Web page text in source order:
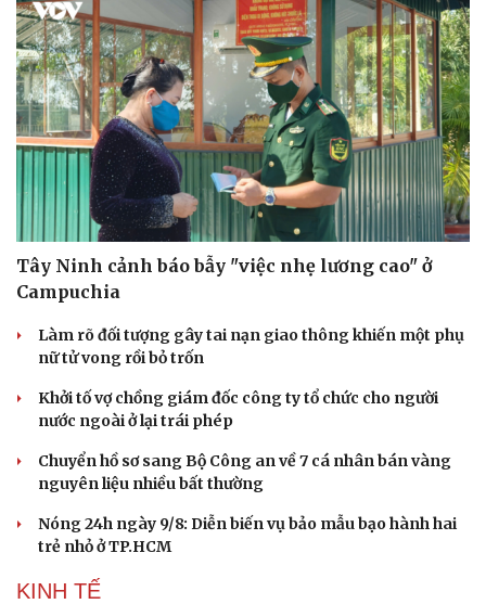
Tây Ninh cảnh báo bẫy "việc nhẹ lương cao" ở
Campuchia
Làm rõ đối tượng gây tai nạn giao thông khiến một phụ
nữ tử vong rồi bỏ trốn
Khởi tố vợ chồng giám đốc công ty tổ chức cho người
nước ngoài ở lại trái phép
Chuyển hồ sơ sang Bộ Công an về 7 cá nhân bán vàng
nguyên liệu nhiều bất thường
Nóng 24h ngày 9/8: Diễn biến vụ bảo mẫu bạo hành hai
trẻ nhỏ ở TP.HCM
KINH TẾ